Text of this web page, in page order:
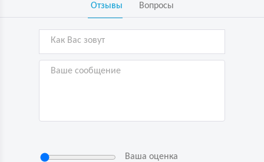
Отзывы Вопросы
Ваша оценка